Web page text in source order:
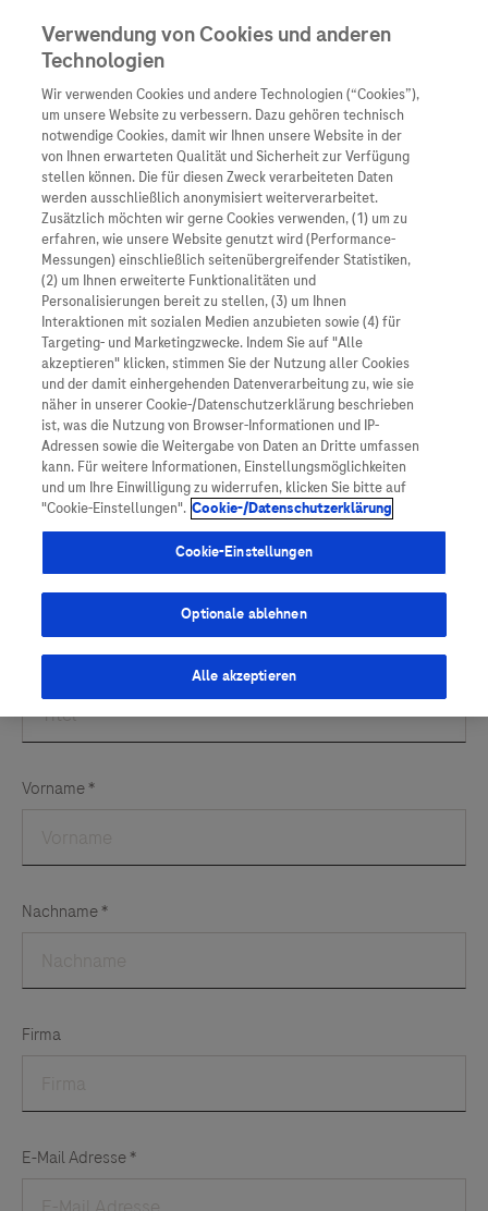
Unternehmen
Übersicht
Wer wir sind
Was uns antreibt
Unsere Standorte
Roche Stories
Events
Podcast
Innovation
Übersicht
Forschung
Personalisierte
Digitalisierung
Blog Zukunftslabor
Übersicht
Unser Service für
Informationen zu
Diagnostik ist
Klinische Studien
Arzneimittel
Übersicht
Arzneimittel A-Z
Roche Pipeline
Roche Fachportal
Vigilanz-Training
Diagnostik
Kontakt
Presse
Karriere
Für Anfragen benutzen Sie bitte das folgende Kontakt-
Formular und geben Sie bitte Ihre
Kontaktinformationen an. Klicken Sie dann auf
„Absenden“ und der zuständige Ansprechpartner
erhält umgehend Ihre Anfrage und kümmert sich um die
Bearbeitung.
Mit * gekennzeichnete Felder müssen ausgefüllt
werden.
Verwendung von Cookies und anderen
Technologien
Wir verwenden Cookies und andere Technologien (“Cookies”),
um unsere Website zu verbessern. Dazu gehören technisch
notwendige Cookies, damit wir Ihnen unsere Website in der
von Ihnen erwarteten Qualität und Sicherheit zur Verfügung
stellen können. Die für diesen Zweck verarbeiteten Daten
werden ausschließlich anonymisiert weiterverarbeitet.
Zusätzlich möchten wir gerne Cookies verwenden, (1) um zu
erfahren, wie unsere Website genutzt wird (Performance-
Messungen) einschließlich seitenübergreifender Statistiken,
(2) um Ihnen erweiterte Funktionalitäten und
Personalisierungen bereit zu stellen, (3) um Ihnen
Interaktionen mit sozialen Medien anzubieten sowie (4) für
Targeting- und Marketingzwecke. Indem Sie auf "Alle
akzeptieren" klicken, stimmen Sie der Nutzung aller Cookies
und der damit einhergehenden Datenverarbeitung zu, wie sie
näher in unserer Cookie-/Datenschutzerklärung beschrieben
ist, was die Nutzung von Browser-Informationen und IP-
Adressen sowie die Weitergabe von Daten an Dritte umfassen
kann. Für weitere Informationen, Einstellungsmöglichkeiten
und um Ihre Einwilligung zu widerrufen, klicken Sie bitte auf
"Cookie-Einstellungen". Cookie-/Datenschutzerklärung
Cookie-Einstellungen
Optionale ablehnen
Alle akzeptieren